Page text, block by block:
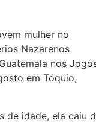
mulher no
Nazarenos
nos
em Tóquio,
de idade, ela caiu